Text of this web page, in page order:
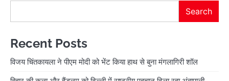
Search
Recent Posts
विजय चिंतकायला ने पीएम मोदी को भेंट किया हाथ से बुना मंगलागिरी शॉल